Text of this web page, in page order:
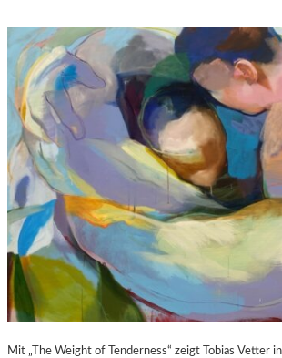
Mit „The Weight of Tenderness“ zeigt Tobias Vetter